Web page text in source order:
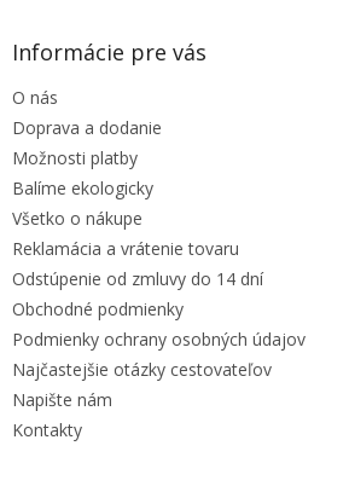
Informácie pre vás
O nás
Doprava a dodanie
Možnosti platby
Balíme ekologicky
Všetko o nákupe
Reklamácia a vrátenie tovaru
Odstúpenie od zmluvy do 14 dní
Obchodné podmienky
Podmienky ochrany osobných údajov
Najčastejšie otázky cestovateľov
Napište nám
Kontakty